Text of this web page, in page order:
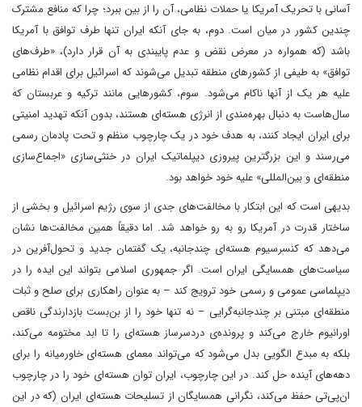
‌آسانی با تحریک آمریکا یا حملات نظامی، آن را از بین ببرد؛ چرا که منافع مشترک
چندین کشور در میان است. دوم، به جای آنکه ایران تنها طرف توافق با آمریکا
باشد (که همواره در معرض نقض و عدم پایبندی به آن قرار دارد)، «طرف‌های
توافق» به طیفی از کشورهای منطقه تبدیل می‌شوند که اسرائیل برای اقدام نظامی
علیه هر یک از آنها ناکام می‌شود. سوم، کشورهایی مانند ترکیه و عربستان که
سال‌هاست به دنبال بهره‌مندی از انرژی هسته‌ای هستند، بدون آنکه تهدید امنیتی
برای ایران ایجاد کنند، به هدف خود در یک چارچوب منظم و تحت پادمان رسمی
می‌رسند و این بزرگترین پیروزی دیپلماتیک ایران در خنثی‌سازی «اجماع‌سازی
منطقه‌ای و بین‌المللی» علیه خود خواهد بود.
بدیهی است که این ابتکار با مخالفت‌های جدی از سوی رژیم اسرائیل و بخشی از
ساختار قدرت در آمریکا رو به رو خواهد شد. اما دقیقاً همین مخالفت‌ها نشان
می‌دهد که کنسرسیوم هسته‌ای چندجانبه، یک گفتمان جدید و تحول‌آفرین در
سیاست‌های همسایگی ایران است. اگر جمهوری اسلامی بتواند این ایده را در
دیپلماسی عمومی و رسمی خود ترویج کند – به عنوان راهکاری برای صلح و ثبات
منطقه‌ای مبتنی بر چندجانبه‌گرایی – نه تنها خود را از بن‌بست بازدارندگی ناقص
اورانیوم خارج می‌کند و پرونده‌ی دردسرساز هسته‌ای را تا ابد مختومه می‌کند،
بلکه به مبدع الگویی بدل می‌شود که می‌تواند معمای هسته‌ای خاورمیانه را برای
دهه‌های آینده حل کند. در این چارچوب، ایران توان هسته‌ای خود را در چارچوب
ان‌پی‌تی حفظ می‌کند، نگرانی همسایگان از تسلیحات هسته‌ای ایران (که در این